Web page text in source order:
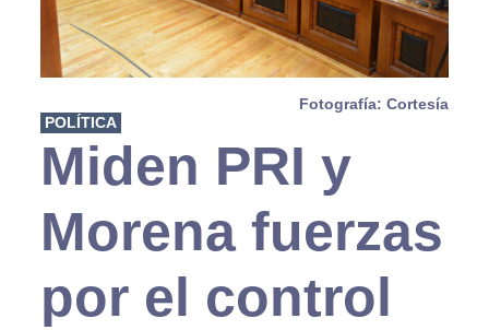
Fotografía: Cortesía
POLÍTICA
Miden PRI y
Morena fuerzas
por el control